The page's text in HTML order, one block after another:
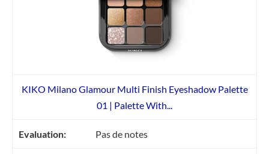
KIKO Milano Glamour Multi Finish Eyeshadow Palette
01 | Palette With...
Pas de notes